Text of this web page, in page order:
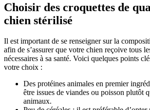
Choisir des croquettes de
chien stérilisé
Il est important de se renseigner sur la
afin de s’assurer que votre chien reçoive tous
nécessaires à sa santé. Voici quelques points
votre choix :
Des protéines animales en premier
être issues de viandes ou poisson plutôt
animaux.